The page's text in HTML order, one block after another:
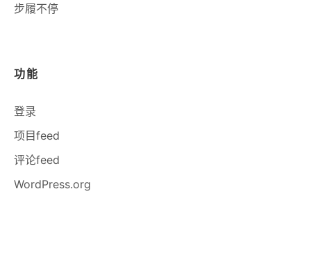
步履不停
功能
登录
项目feed
评论feed
WordPress.org